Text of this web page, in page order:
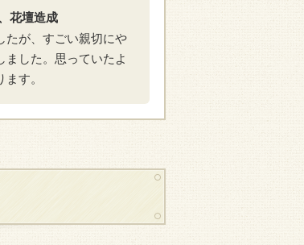
花壇造成
たが、すごい親切にや
ました。思っていたよ
す。